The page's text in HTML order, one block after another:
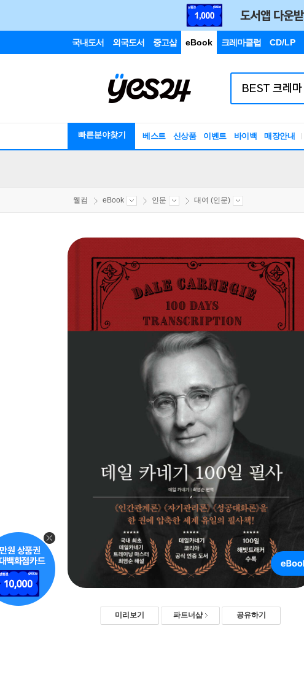
국내도서 외국도서 중고샵 eBook 크레마클럽 CD/LP
빠른분야찾기 베스트 신상품 이벤트 바이백 매장안내
웰컴 eBook 인문 대여 (인문)
미리보기 파트너샵 공유하기